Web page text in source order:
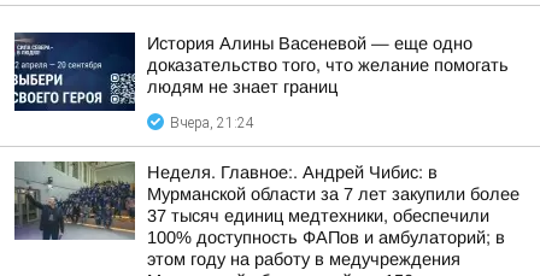
История Алины Васеневой — еще одно
доказательство того, что желание помогать
людям не знает границ
Вчера, 21:24
Неделя. Главное:. Андрей Чибис: в
Мурманской области за 7 лет закупили более
37 тысяч единиц медтехники, обеспечили
100% доступность ФАПов и амбулаторий; в
этом году на работу в медучреждения